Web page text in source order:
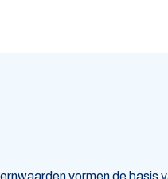
vormen de basis